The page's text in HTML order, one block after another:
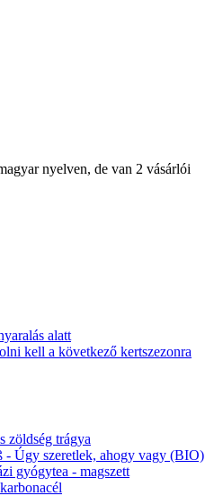
nyelven, de van 2 vásárlói
alatt
kell a következő kertszezonra
zöldség trágya
- Úgy szeretlek, ahogy vagy (BIO)
gyógytea - magszett